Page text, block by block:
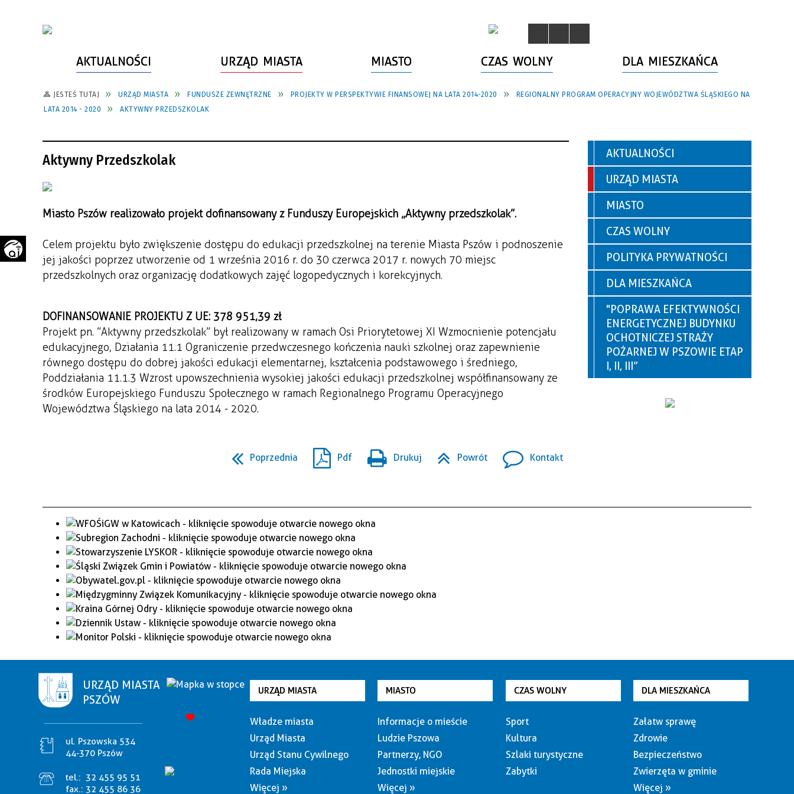
AKTUALNOŚCI URZĄD MIASTA
WŁADZE MIASTA
RADA MIEJSKA
STRATEGIE, PLANY, PROGRAMY
FUNDUSZE ZEWNĘTRZNE
MIASTO
INFORMACJE O MIEŚCIE
JEDNOSTKI MIEJSKIE
INWESTYCJE MIEJSKIE
POWIATOWY LIDER
PRZEDSIĘBIORCZOŚCI
WAŻNE TELEFONY
"PSZOW.PL"
CZAS WOLNY
SPORT
ZABYTKI
DLA MIESZKAŃCA
ZAŁATW SPRAWĘ
ZWIERZĘTA W GMINIE
INFORMATOR
KOMUNIKACJA I TRANSPORT
ZAGOSPODAROWANIE
PRZESTRZENNE
JESTEŚ TUTAJ URZĄD MIASTA FUNDUSZE ZEWNĘTRZNE PROJEKTY W PERSPEKTYWIE FINANSOWEJ NA LATA 2014-2020
REGIONALNY PROGRAM OPERACYJNY WOJEWÓDZTWA ŚLĄSKIEGO NA
LATA 2014 - 2020
AKTYWNY PRZEDSZKOLAK
Aktywny Przedszkolak
Miasto Pszów realizowało projekt dofinansowany z Funduszy Europejskich „Aktywny przedszkolak”.
Celem projektu było zwiększenie dostępu do edukacji przedszkolnej na terenie Miasta Pszów i podnoszenie
jej jakości poprzez utworzenie od 1 września 2016 r. do 30 czerwca 2017 r. nowych 70 miejsc
przedszkolnych oraz organizację dodatkowych zajęć logopedycznych i korekcyjnych.
DOFINANSOWANIE PROJEKTU Z UE: 378 951,39 zł
Projekt pn. ”Aktywny przedszkolak” był realizowany w ramach Osi Priorytetowej XI Wzmocnienie potencjału
edukacyjnego, Działania 11.1 Ograniczenie przedwczesnego kończenia nauki szkolnej oraz zapewnienie
równego dostępu do dobrej jakości edukacji elementarnej, kształcenia podstawowego i średniego,
Poddziałania 11.1.3 Wzrost upowszechnienia wysokiej jakości edukacji przedszkolnej współfinansowany ze
środków Europejskiego Funduszu Społecznego w ramach Regionalnego Programu Operacyjnego
Województwa Śląskiego na lata 2014 - 2020.
Poprzednia Pdf Drukuj Powrót Kontakt
AKTUALNOŚCI
URZĄD MIASTA
MIASTO
CZAS WOLNY
POLITYKA PRYWATNOŚCI
DLA MIESZKAŃCA
"POPRAWA EFEKTYWNOŚCI
ENERGETYCZNEJ BUDYNKU
OCHOTNICZEJ STRAŻY
POŻARNEJ W PSZOWIE ETAP
I, II, III”
URZĄD MIASTA
PSZÓW
ul. Pszowska 534
44-370 Pszów
tel.: 32 455 95 51
fax.: 32 455 86 36
URZĄD MIASTA
Władze miasta
Urząd Miasta
Urząd Stanu Cywilnego
Rada Miejska
Więcej »
MIASTO
Informacje o mieście
Ludzie Pszowa
Partnerzy, NGO
Jednostki miejskie
Więcej »
CZAS WOLNY
Sport
Kultura
Szlaki turystyczne
Zabytki
DLA MIESZKAŃCA
Załatw sprawę
Zdrowie
Bezpieczeństwo
Zwierzęta w gminie
Więcej »